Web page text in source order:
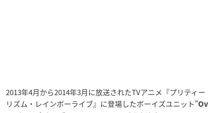
2013年4月から2014年3月に放送されたTVアニメ『プリティー
リズム・レインボーライブ』に登場したボーイズユニット”Ov